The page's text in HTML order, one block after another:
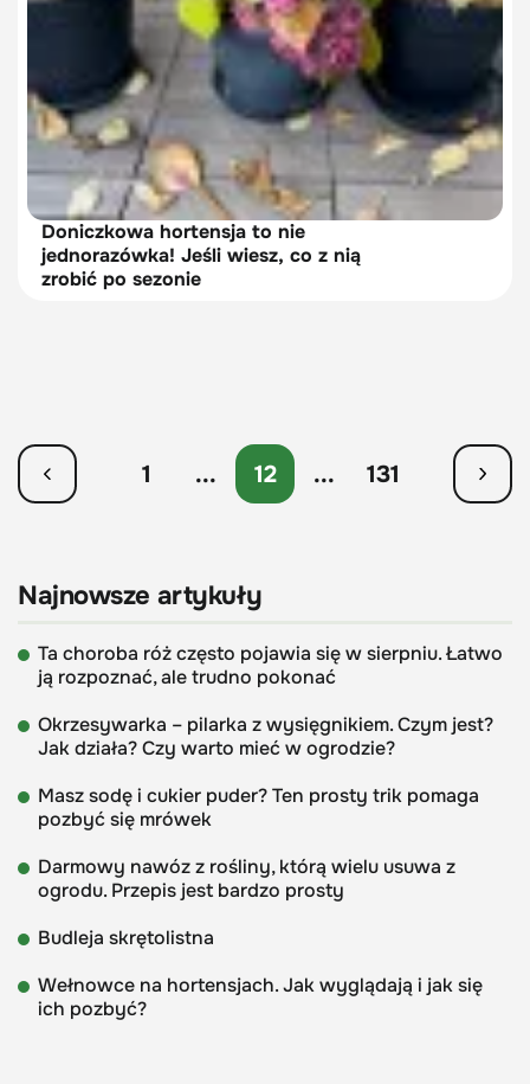
Doniczkowa hortensja to nie
jednorazówka! Jeśli wiesz, co z nią
zrobić po sezonie
1 ... 12 ... 131
Najnowsze artykuły
Ta choroba róż często pojawia się w sierpniu. Łatwo
ją rozpoznać, ale trudno pokonać
Okrzesywarka – pilarka z wysięgnikiem. Czym jest?
Jak działa? Czy warto mieć w ogrodzie?
Masz sodę i cukier puder? Ten prosty trik pomaga
pozbyć się mrówek
Darmowy nawóz z rośliny, którą wielu usuwa z
ogrodu. Przepis jest bardzo prosty
Budleja skrętolistna
Wełnowce na hortensjach. Jak wyglądają i jak się
ich pozbyć?